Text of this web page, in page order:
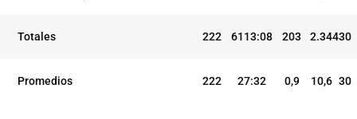
Totales 222 6113:08 203 2.34430
Promedios 222 27:32 0,9 10,6 30